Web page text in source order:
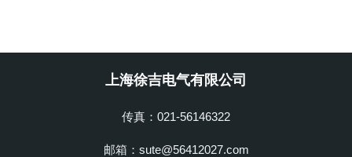
上海徐吉电气有限公司
传真：021-56146322
邮箱：sute@56412027.com